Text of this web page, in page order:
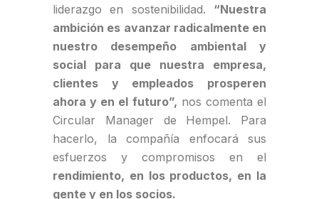
liderazgo en sostenibilidad. “Nuestra
ambición es avanzar radicalmente en
nuestro desempeño ambiental y
social para que nuestra empresa,
clientes y empleados prosperen
ahora y en el futuro”, nos comenta el
Circular Manager de Hempel. Para
hacerlo, la compañía enfocará sus
esfuerzos y compromisos en el
rendimiento, en los productos, en la
gente y en los socios.